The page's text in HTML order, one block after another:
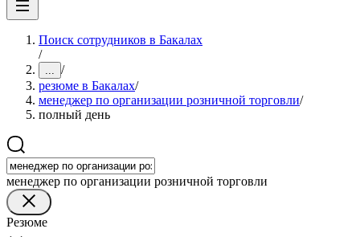
Поиск сотрудников в Бакалах
/
... /
резюме в Бакалах/
менеджер по организации розничной торговли/
полный день
менеджер по организации розничной торговли
Резюме